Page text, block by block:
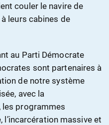
couler le navire de
leurs cabines de
au Parti Démocrate
sont partenaires à
de notre système
avec la
les programmes
l’incarcération massive et